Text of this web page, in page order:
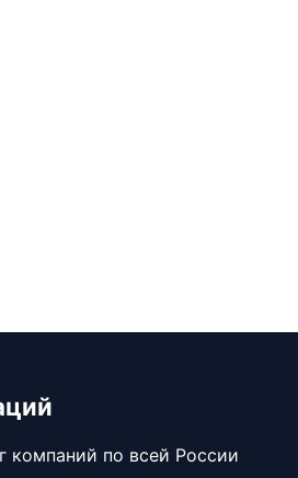
компаний по всей России